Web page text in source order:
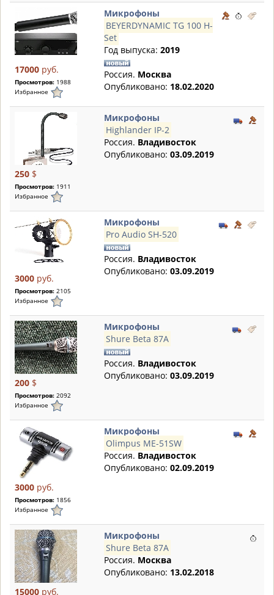
17000 руб.
Просмотров: 1988
Избранное
Микрофоны
BEYERDYNAMIC TG 100 H-
Set
Год выпуска: 2019
Россия. Москва
Опубликовано: 18.02.2020
250 $
Просмотров: 1911
Избранное
Микрофоны
Highlander IP-2
Россия. Владивосток
Опубликовано: 03.09.2019
3000 руб.
Просмотров: 2105
Избранное
Микрофоны
Pro Audio SH-520
Россия. Владивосток
Опубликовано: 03.09.2019
200 $
Просмотров: 2092
Избранное
Микрофоны
Shure Beta 87A
Россия. Владивосток
Опубликовано: 03.09.2019
3000 руб.
Просмотров: 1856
Избранное
Микрофоны
Olimpus ME-51SW
Россия. Владивосток
Опубликовано: 02.09.2019
15000 руб.
Микрофоны
Shure Beta 87A
Россия. Москва
Опубликовано: 13.02.2018